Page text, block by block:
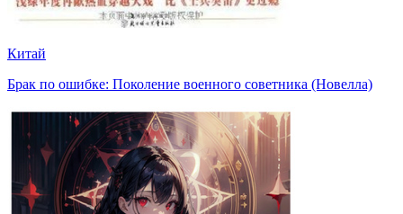
Китай
Брак по ошибке: Поколение военного советника (Новелла)